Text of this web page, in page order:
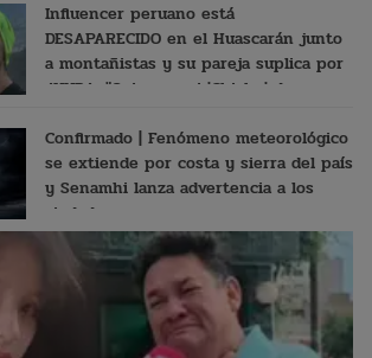
Influencer peruano está
DESAPARECIDO en el Huascarán junto
a montañistas y su pareja suplica por
AYUDA: "Quiero a mi 'Chicho' de
Confirmado | Fenómeno meteorológico
se extiende por costa y sierra del país
y Senamhi lanza advertencia a los
ciudadanos